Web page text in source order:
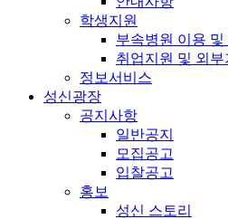
학생지원
부속병원 이용
취업지원 및 외부
정보서비스
성신광장
공지사항
일반공지
모집공고
입찰공고
홍보
성신 스토리